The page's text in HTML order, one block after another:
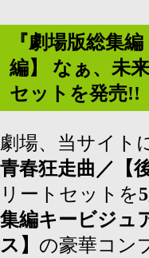
『劇場版総集
編】 なぁ、未
セットを発売!!
劇場、当サイト
青春狂走曲／【
リートセットを
集編キービジュ
ス】 の豪華コン